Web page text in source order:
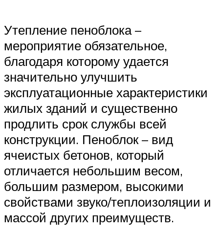
Утепление пеноблока –
мероприятие обязательное,
благодаря которому удается
значительно улучшить
эксплуатационные характеристики
жилых зданий и существенно
продлить срок службы всей
конструкции. Пеноблок – вид
ячеистых бетонов, который
отличается небольшим весом,
большим размером, высокими
свойствами звуко/теплоизоляции и
массой других преимуществ.